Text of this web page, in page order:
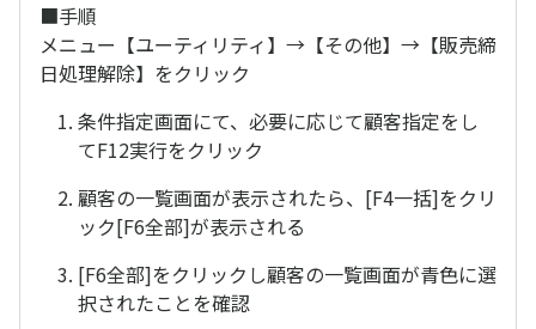
■手順
メニュー【ユーティリティ】→【その他】→【販売締
日処理解除】をクリック
条件指定画面にて、必要に応じて顧客指定をし
てF12実行をクリック
顧客の一覧画面が表示されたら、[F4一括]をクリ
ック[F6全部]が表示される
[F6全部]をクリックし顧客の一覧画面が青色に選
択されたことを確認